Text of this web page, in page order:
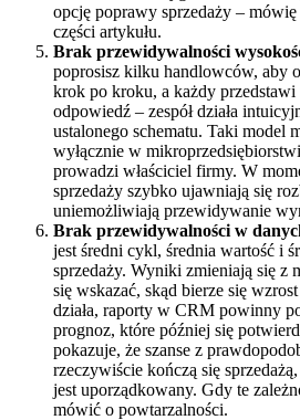
opcję poprawy sprzedaży –
części artykułu.
Brak przewidywalności
poprosisz kilku handlowców, aby
krok po kroku, a każdy przedstawi
odpowiedź – zespół działa
ustalonego schematu. Taki model
wyłącznie w
prowadzi właściciel firmy. W
sprzedaży szybko ujawniają się
uniemożliwiają przewidywanie
Brak przewidywalności w
jest średni cykl, średnia wartość i
sprzedaży. Wyniki zmieniają się z
się wskazać, skąd bierze się
działa, raporty w CRM powinny
prognoz, które później się
pokazuje, że szanse z
rzeczywiście kończą się
jest uporządkowany. Gdy te
mówić o powtarzalności.